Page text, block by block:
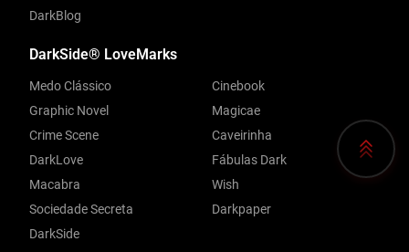
DarkBlog
DarkSide® LoveMarks
Medo Clássico
Graphic Novel
Crime Scene
DarkLove
Macabra
Sociedade Secreta
DarkSide
Cinebook
Magicae
Caveirinha
Fábulas Dark
Wish
Darkpaper